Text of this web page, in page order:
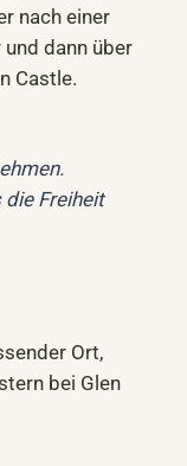
nach einer
dann über
Castle.
die Freiheit
Ort,
bei Glen